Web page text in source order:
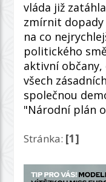
vláda již
zmírnit
na co
politického
aktivní
všech
společnou
"Národní plán
Stránka: [1]